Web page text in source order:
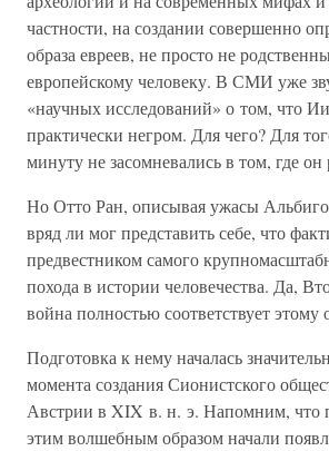
частности, на создании совершенно
образа евреев, не просто не
европейскому человеку. В СМИ уже
«научных исследований» о том, что
практически негром. Для чего? Для
минуту не засомневались в том, где он
Но Отто Ран, описывая ужасы
вряд ли мог представить себе, что
предвестником самого
похода в истории человечества. Да,
война полностью соответствует
Подготовка к нему началась
момента создания Сионистского
Австрии в XIX в. н. э. Напомним, что
этим волшебным образом начали